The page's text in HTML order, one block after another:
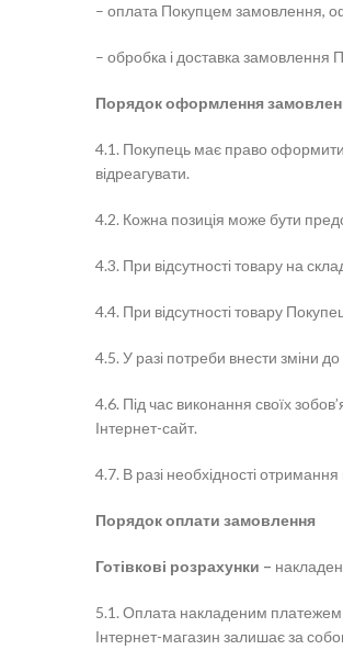
– оплата Покупцем замовлення,
– обробка і доставка замовлення
Порядок оформлення
4.1. Покупець має право оформити
відреагувати.
4.2. Кожна позиція може бути
4.3. При відсутності товару на
4.4. При відсутності товару
4.5. У разі потреби внести зміни
4.6. Під час виконання своїх
Інтернет-сайт.
4.7. В разі необхідності
Порядок оплати замовлення
Готівкові розрахунки –
5.1. Оплата накладеним платежем
Інтернет-магазин залишає за